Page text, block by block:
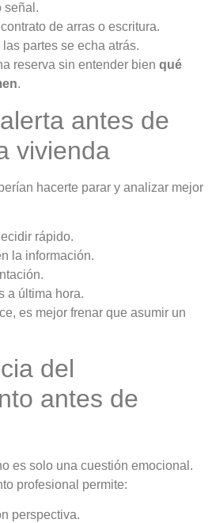
señal.
de arras o escritura.
partes se echa atrás.
reserva sin entender bien qué
.
antes de
vivienda
hacerte parar y analizar mejor
rápido.
la información.
a última hora.
es mejor frenar que asumir un
del
antes de
es solo una cuestión emocional.
profesional permite:
perspectiva.